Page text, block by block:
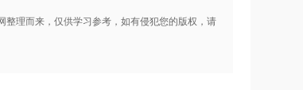
整理而来，仅供学习参考，如有侵犯您的版权，请